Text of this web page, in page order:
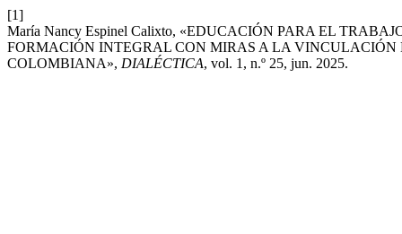
[1]
María Nancy Espinel Calixto, «EDUCACIÓN PARA EL
FORMACIÓN INTEGRAL CON MIRAS A LA
COLOMBIANA», DIALÉCTICA, vol. 1, n.º 25, jun. 2025.